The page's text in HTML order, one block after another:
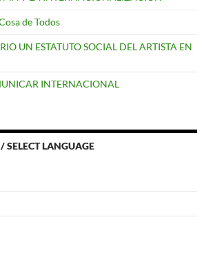
de Todos
UN ESTATUTO SOCIAL DEL ARTISTA EN
INTERNACIONAL
SELECT LANGUAGE